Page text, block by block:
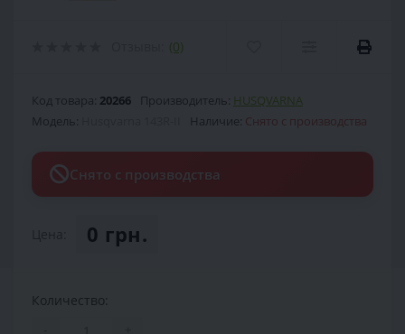
(0)
Код товара: 20266 Производитель: HUSQVARNA
Модель:
Наличие: Снято с производства
Снято с производства
0 грн.
Количество: